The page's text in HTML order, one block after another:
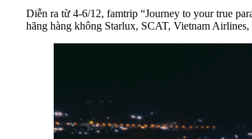
Diễn ra từ 4-6/12, famtrip “Journey to your true
hãng hàng không Starlux, SCAT, Vietnam